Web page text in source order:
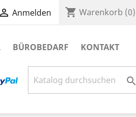
 Anmelden shopping_cart Warenkorb (0)
BÜROBEDARF KONTAKT
